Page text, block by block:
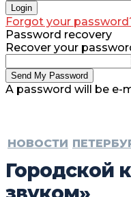
Forgot your
Password recovery
Recover your
A password will be e-
НОВОСТИ
Городской